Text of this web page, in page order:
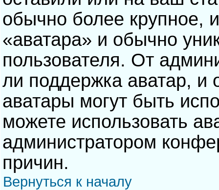
обычно более крупное,
«аватара» и обычно
пользователя. От
ли поддержка аватар, и
аватары могут быть
можете использовать
администратором
причин.
Вернуться к началу